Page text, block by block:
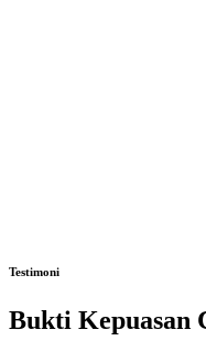
Testimoni
Bukti Kepuasan